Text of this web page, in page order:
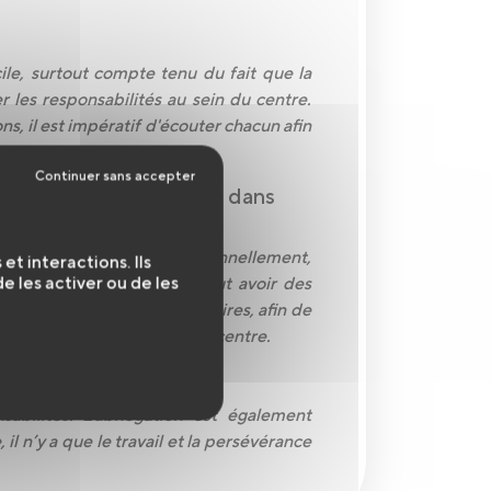
surtout compte tenu du fait que la
responsabilités au sein du centre.
il est impératif d'écouter chacun afin
de responsabilités dans
celle d'un homme. Personnellement,
d'une intervention peut avoir des
sûr les limites nécessaires, afin de
à la fonction de cheffe de centre.
?
L'abnégation est également
n’y a que le travail et la persévérance
et interactions. Ils
les activer ou de les